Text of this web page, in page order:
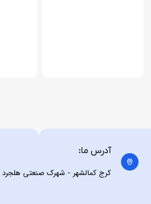
آدرس ما:
کرج کمالشهر - شهرک صنعتی هلجرد -